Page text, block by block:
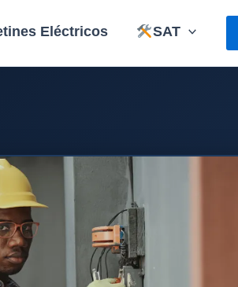
Eléctricos SAT